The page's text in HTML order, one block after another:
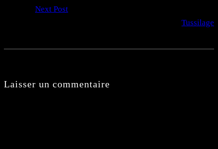
Next Post
Tussilage
Laisser un commentaire